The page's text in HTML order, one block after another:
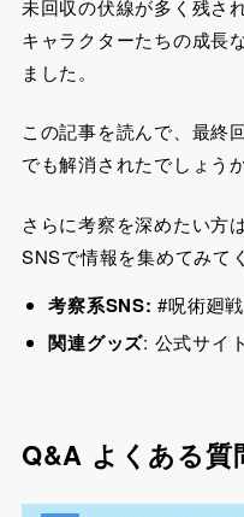
未回収の伏線が多く残さ
キャラクターたちの成長
ました。
この記事を読んで、最終
でも解消されたでしょう
さらに考察を深めたい方
SNSで情報を集めてみて
考察系SNS: #呪術廻
関連グッズ: 公式サイ
Q&A よくある質